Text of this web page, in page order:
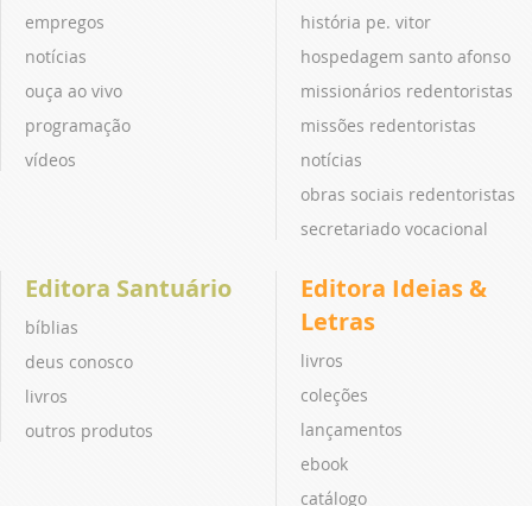
empregos
notícias
ouça ao vivo
programação
vídeos
história pe. vitor
hospedagem santo afonso
missionários redentoristas
missões redentoristas
notícias
obras sociais redentoristas
secretariado vocacional
Editora Santuário
bíblias
deus conosco
livros
outros produtos
Editora Ideias &
Letras
livros
coleções
lançamentos
ebook
catálogo